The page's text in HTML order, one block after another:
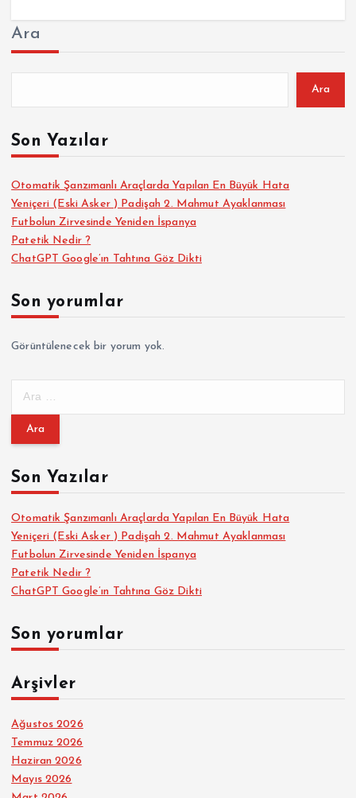
Ara
Ara
Son Yazılar
Otomatik Şanzımanlı Araçlarda Yapılan En Büyük Hata
Yeniçeri (Eski Asker ) Padişah 2. Mahmut Ayaklanması
Futbolun Zirvesinde Yeniden İspanya
Patetik Nedir ?
ChatGPT Google’ın Tahtına Göz Dikti
Son yorumlar
Görüntülenecek bir yorum yok.
m
:Son Yazılar
Otomatik Şanzımanlı Araçlarda Yapılan En Büyük Hata
Yeniçeri (Eski Asker ) Padişah 2. Mahmut Ayaklanması
Futbolun Zirvesinde Yeniden İspanya
Patetik Nedir ?
ChatGPT Google’ın Tahtına Göz Dikti
Son yorumlar
Arşivler
Ağustos 2026
Temmuz 2026
Haziran 2026
Mayıs 2026